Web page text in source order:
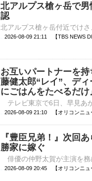
北アルプス槍ヶ岳で
認
2026-08-09 21:11 【TBS NEWS
お互いパートナーを
藤健太郎“レイ”、デ
にごはんをたべるだけ
2026-08-09 21:10 【オリコンニュ
『豊臣兄弟！』次回
勝家に嫁ぐ
2026-08-09 20:45 【オリコンニュ